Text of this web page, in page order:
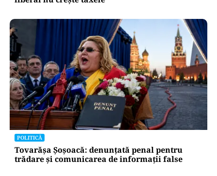
POLITICĂ
Tovarășa Șoșoacă: denunțată penal pentru
trădare și comunicarea de informații false